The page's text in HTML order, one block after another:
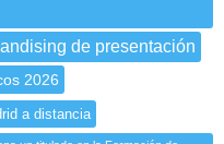
de presentación
2026
a distancia